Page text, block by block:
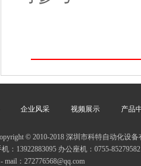
企业风采 视频展示 产品
© 2010-2018 深圳市科特自动化设
机：13922883095 办公座机：0755-85279582
mail：272776568@qq.com